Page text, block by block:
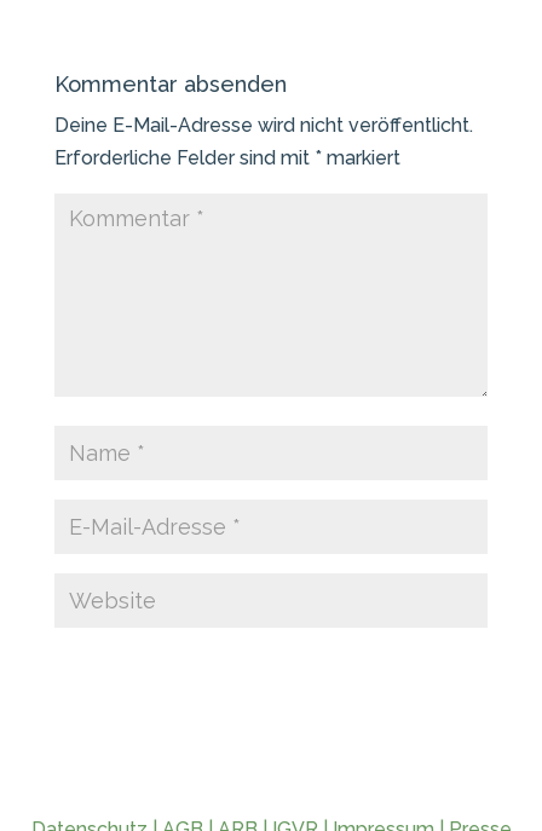
Kommentar absenden
Deine E-Mail-Adresse wird nicht veröffentlicht.
Erforderliche Felder sind mit *markiert